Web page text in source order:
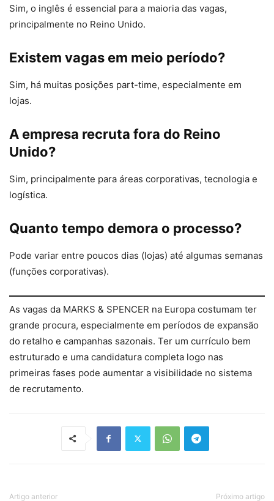
Sim, o inglês é essencial para a maioria das vagas,
principalmente no Reino Unido.
Existem vagas em meio período?
Sim, há muitas posições part-time, especialmente em
lojas.
A empresa recruta fora do Reino
Unido?
Sim, principalmente para áreas corporativas, tecnologia e
logística.
Quanto tempo demora o processo?
Pode variar entre poucos dias (lojas) até algumas semanas
(funções corporativas).
As vagas da MARKS & SPENCER na Europa costumam ter
grande procura, especialmente em períodos de expansão
do retalho e campanhas sazonais. Ter um currículo bem
estruturado e uma candidatura completa logo nas
primeiras fases pode aumentar a visibilidade no sistema
de recrutamento.
Artigo anterior Próximo artigo